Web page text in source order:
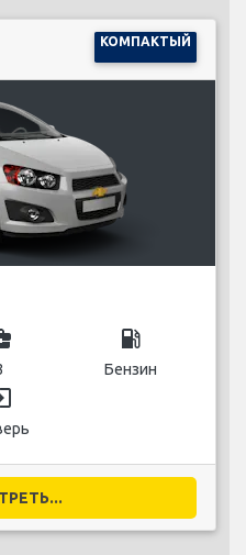
КОМПАКТЫЙ
local_gas_station
Бензин